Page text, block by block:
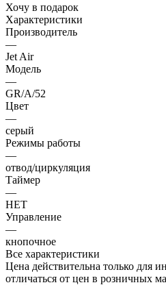
Хочу в подарок
Характеристики
Производитель
—
Jet Air
Модель
—
GR/A/52
Цвет
—
серый
Режимы работы
—
отвод/циркуляция
Таймер
—
НЕТ
Управление
—
кнопочное
Все характеристики
Цена действительна только для
отличаться от цен в розничных